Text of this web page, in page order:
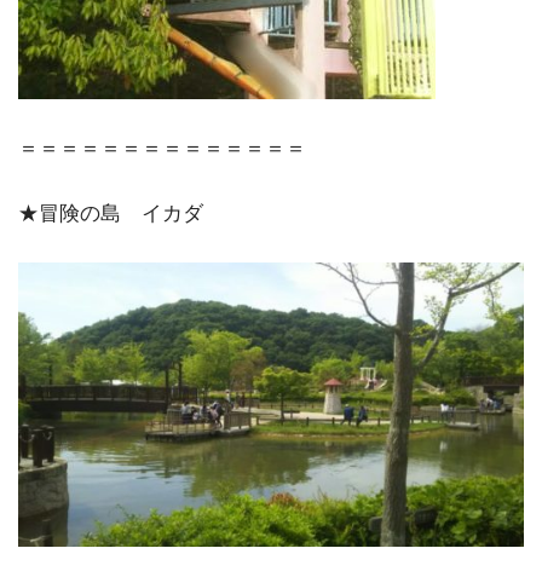
＝＝＝＝＝＝＝＝＝＝＝＝＝＝
★冒険の島 イカダ